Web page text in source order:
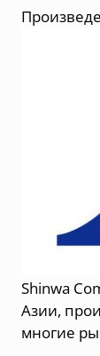
Shinwa
Азии,
многие